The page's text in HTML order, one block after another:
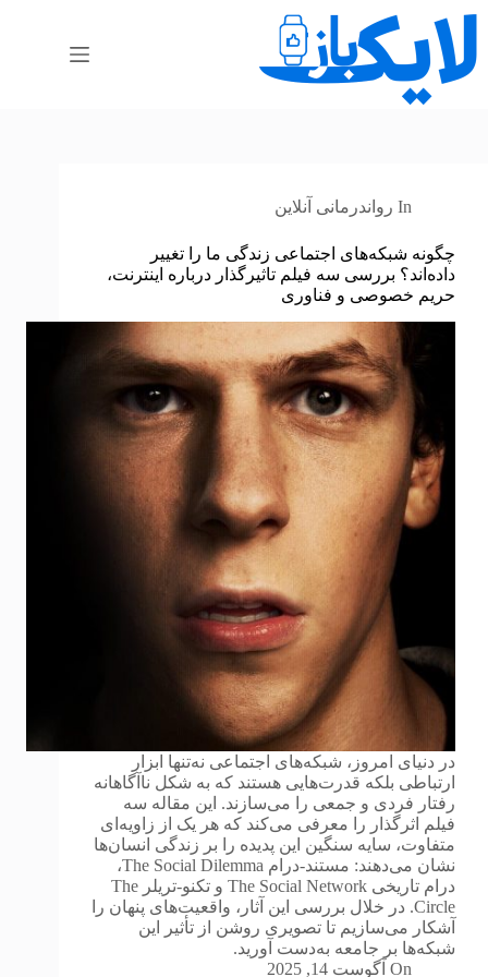
محتوا
In رواندرمانی آنلاین
چگونه شبکه‌های اجتماعی زندگی ما را تغییر
داده‌اند؟ بررسی سه فیلم تاثیرگذار درباره اینترنت،
حریم خصوصی و فناوری
در دنیای امروز، شبکه‌های اجتماعی نه‌تنها ابزار
ارتباطی بلکه قدرت‌هایی هستند که به شکل ناآگاهانه
رفتار فردی و جمعی را می‌سازند. این مقاله سه
فیلم اثرگذار را معرفی می‌کند که هر یک از زاویه‌ای
متفاوت، سایه سنگین این پدیده را بر زندگی انسان‌ها
نشان می‌دهند: مستند-درام The Social Dilemma،
درام تاریخی The Social Network و تکنو-تریلر The
Circle. در خلال بررسی این آثار، واقعیت‌های پنهان را
آشکار می‌سازیم تا تصویری روشن از تأثیر این
شبکه‌ها بر جامعه به‌دست آورید.
On آگوست 14, 2025